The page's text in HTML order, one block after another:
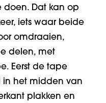
doen. Dat kan op
iets waar beide
omdraaien,
delen, met
Eerst de tape
in het midden van
plakken en